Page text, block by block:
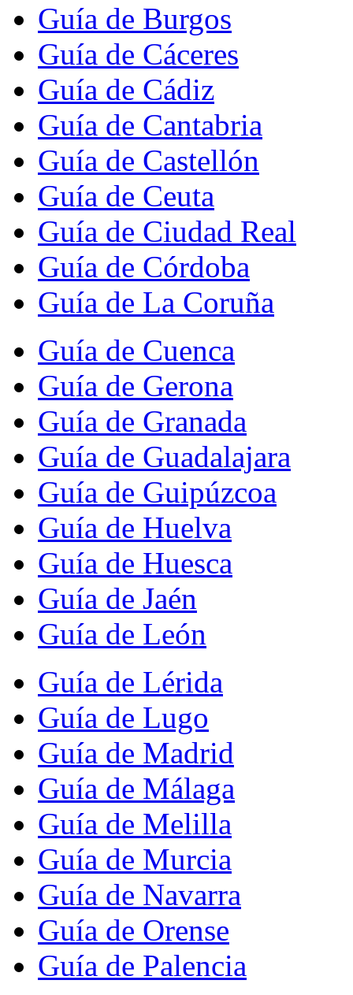
Guía de Burgos
Guía de Cáceres
Guía de Cádiz
Guía de Cantabria
Guía de Castellón
Guía de Ceuta
Guía de Ciudad Real
Guía de Córdoba
Guía de La Coruña
Guía de Cuenca
Guía de Gerona
Guía de Granada
Guía de Guadalajara
Guía de Guipúzcoa
Guía de Huelva
Guía de Huesca
Guía de Jaén
Guía de León
Guía de Lérida
Guía de Lugo
Guía de Madrid
Guía de Málaga
Guía de Melilla
Guía de Murcia
Guía de Navarra
Guía de Orense
Guía de Palencia